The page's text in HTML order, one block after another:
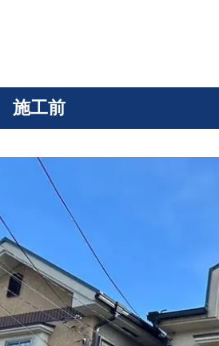
施工前